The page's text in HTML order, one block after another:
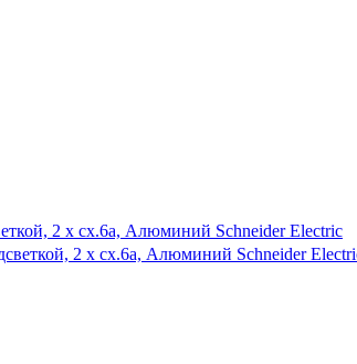
2 х сх.6а, Алюминий Schneider Electric